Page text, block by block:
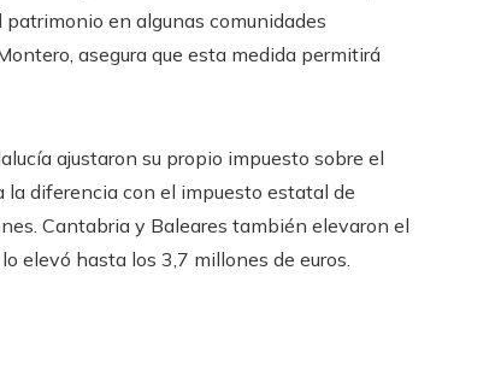
en algunas comunidades
asegura que esta medida permitirá
ajustaron su propio impuesto sobre el
diferencia con el impuesto estatal de
Cantabria y Baleares también elevaron el
elevó hasta los 3,7 millones de euros.